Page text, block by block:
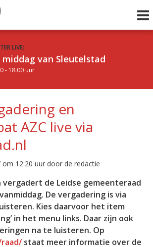
LIVE:
middag van Sleutelstad
- 18.00 uur
uur 1 van 0
en
AZC live via
om 12:20 uur door de redactie
de Leidse gemeenteraad
De vergadering is via
Kies daarvoor het item
in het menu links. Daar zijn ook
na te luisteren. Op
staat meer informatie over de